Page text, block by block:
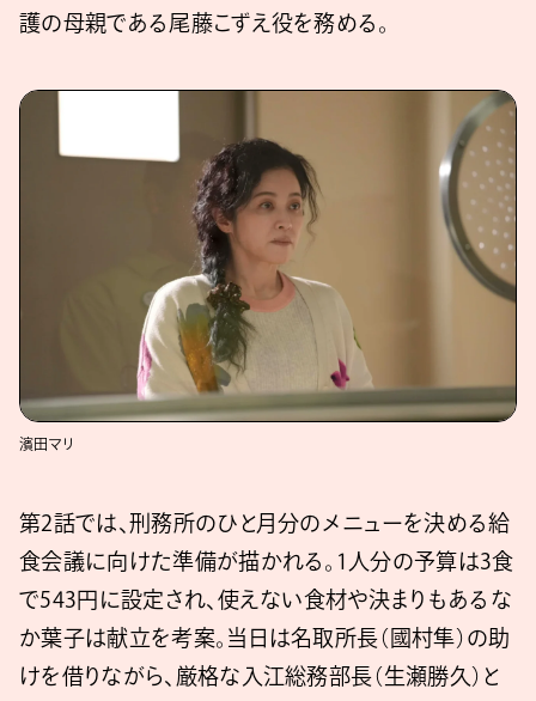
護の母親である尾藤こずえ役を務める。
濱田マリ
第2話では、刑務所のひと月分のメニューを決める給
食会議に向けた準備が描かれる。1人分の予算は3食
で543円に設定され、使えない食材や決まりもあるな
か葉子は献立を考案。当日は名取所長（國村隼）の助
けを借りながら、厳格な入江総務部長（生瀬勝久）と